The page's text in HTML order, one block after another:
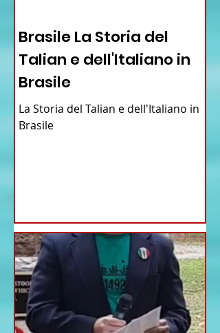
Brasile La Storia del
Talian e dell'Italiano in
Brasile
La Storia del Talian e dell'Italiano in
Brasile